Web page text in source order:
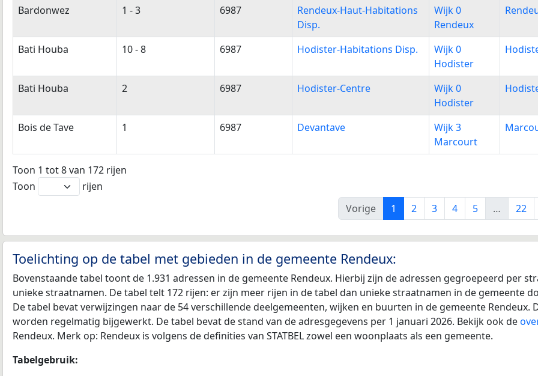
Bardonwez 1 - 3 6987
Rendeux-Haut-Habitations
Disp.
Wijk 0
Rendeux
Bati Houba 10 - 8 6987 Hodister-Habitations Disp.
Wijk 0
Hodister
Bati Houba 2 6987 Hodister-Centre
Wijk 0
Hodister
Bois de Tave 1 6987 Devantave
Wijk 3
Marcourt
Toon 1 tot 8 van 172 rijen
Toon
rijen
Vorige
1 2 3 4 5 … 22
Toelichting op de tabel met gebieden in de gemeente Rendeux:
Bovenstaande tabel toont de 1.931 adressen in de gemeente Rendeux. Hierbij zijn de adressen gegroepeerd per
unieke straatnamen. De tabel telt 172 rijen: er zijn meer rijen in de tabel dan unieke straatnamen in de gemeente
De tabel bevat verwijzingen naar de 54 verschillende deelgemeenten, wijken en buurten in de gemeente Rendeux.
worden regelmatig bijgewerkt. De tabel bevat de stand van de adresgegevens per 1 januari 2026. Bekijk ook de
Rendeux. Merk op: Rendeux is volgens de definities van STATBEL zowel een woonplaats als een gemeente.
Tabelgebruik: